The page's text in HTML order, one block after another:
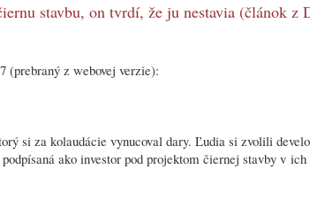
stavbu, on tvrdí, že ju nestavia (článok z
(prebraný z webovej verzie):
si za kolaudácie vynucoval dary. Ľudia si zvolili
ako investor pod projektom čiernej stavby v ich